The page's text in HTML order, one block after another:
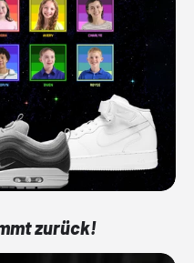
zurück!